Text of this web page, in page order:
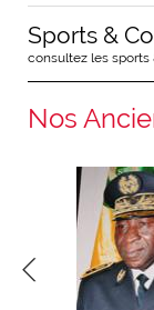
Sports &
consultez les
Nos